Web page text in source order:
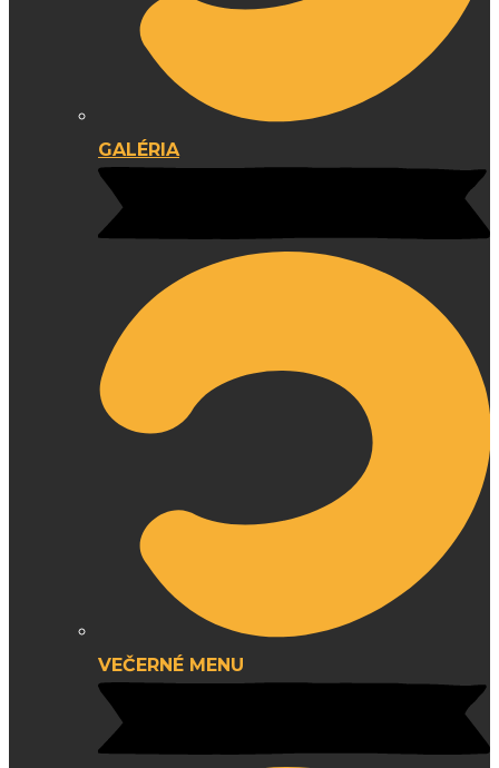
GALÉRIA
VEČERNÉ MENU